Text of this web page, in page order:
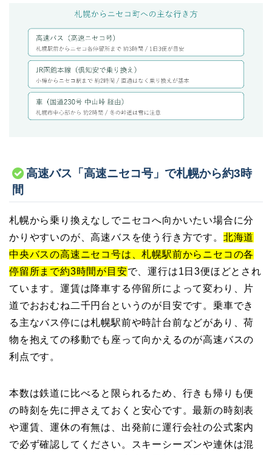
高速バス「高速ニセコ号」で札幌から約3時
間
札幌から乗り換えなしでニセコへ向かいたい場合に分
かりやすいのが、高速バスを使う行き方です。 北海道
中央バスの高速ニセコ号は、札幌駅前からニセコの各
停留所まで約3時間が目安で、運行は1日3便ほどとされ
ています。運賃は降車する停留所によって変わり、片
道でおおむね二千円台というのが目安です。乗車でき
る主なバス停には札幌駅前や時計台前などがあり、荷
物を抱えての移動でも座って向かえるのが高速バスの
利点です。
本数は鉄道に比べると限られるため、行きも帰りも便
の時刻を先に押さえておくと安心です。最新の時刻表
や運賃、運休の有無は、出発前に運行会社の公式案内
で必ず確認してください。スキーシーズンや連休は混